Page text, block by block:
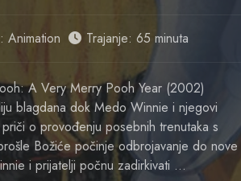
Animation Trajanje: 65 minuta
A Very Merry Pooh Year (2002)
blagdana dok Medo Winnie i njegovi
o provođenju posebnih trenutaka s
Božiće počinje odbrojavanje do nove
i prijatelji počnu zadirkivati …